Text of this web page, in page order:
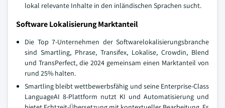
lokal relevante Inhalte in den inländischen Sprachen sucht.
Software Lokalisierung Marktanteil
Die Top 7-Unternehmen der Softwarelokalisierungsbranche
sind Smartling, Phrase, Transifex, Lokalise, Crowdin, Blend
und TransPerfect, die 2024 gemeinsam einen Marktanteil von
rund 25% halten.
Smartling bleibt wettbewerbsfähig und seine Enterprise-Class
LanguageAI 8-Plattform nutzt KI und Automatisierung und